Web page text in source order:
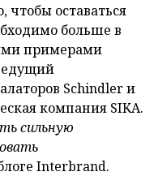
чтобы оставаться
больше в
примерами
Schindler и
компания SIKA.
сильную
Interbrand.